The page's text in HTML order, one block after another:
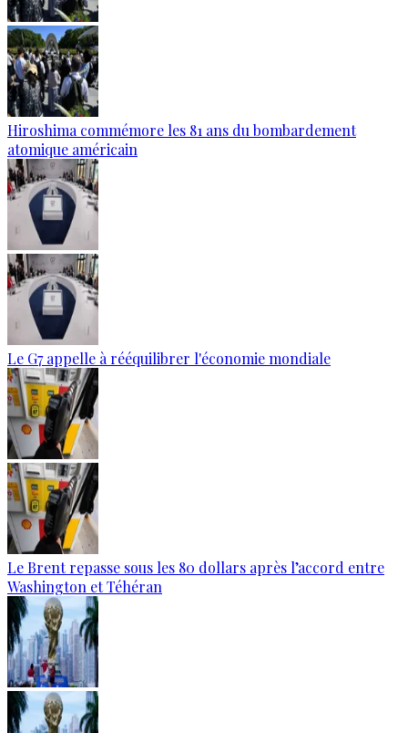
Hiroshima commémore les 81 ans du bombardement
atomique américain
Le G7 appelle à rééquilibrer l'économie mondiale
Le Brent repasse sous les 80 dollars après l’accord entre
Washington et Téhéran